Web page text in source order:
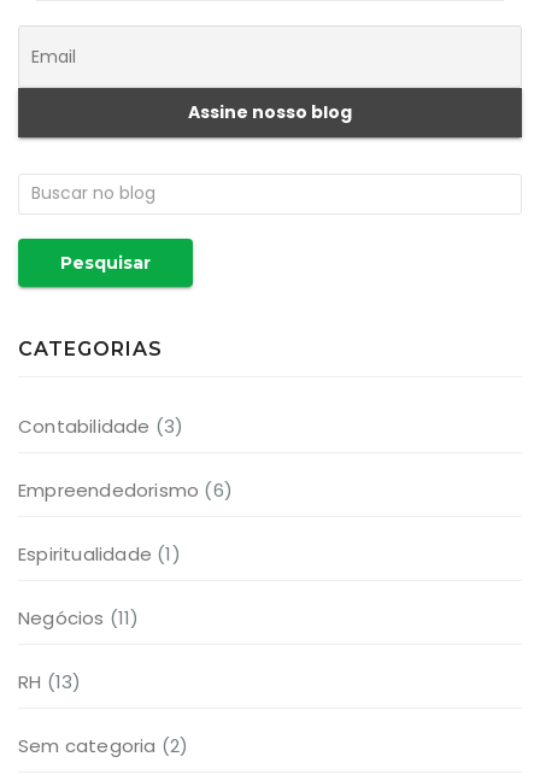
Pesquisar
CATEGORIAS
Contabilidade (3)
Empreendedorismo (6)
Espiritualidade (1)
Negócios (11)
RH (13)
Sem categoria (2)